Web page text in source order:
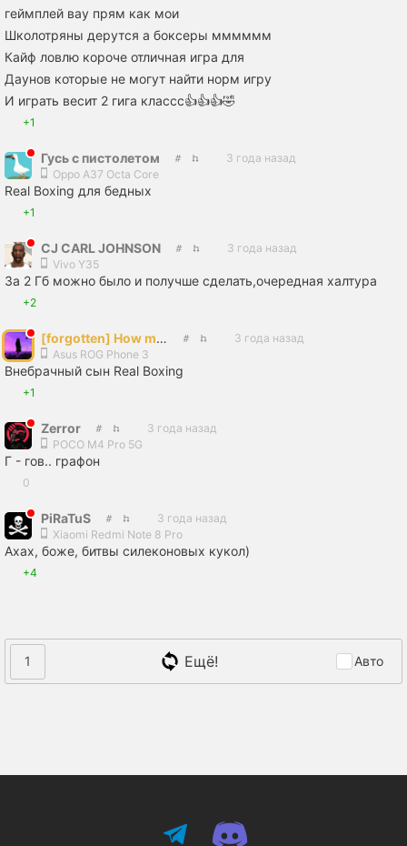
геймплей вау прям как мои
Школотряны дерутся а боксеры мммммм
Кайф ловлю короче отличная игра для
Даунов которые не могут найти норм игру
И играть весит 2 гига классс👍👍👍🤣
+1
Гусь с пистолетом
3 года назад
Oppo A37 Octa Core
Real Boxing для бедных
+1
CJ CARL JOHNSON
3 года назад
Vivo Y35
За 2 Гб можно было и получше сделать,очередная халтура
+2
[forgotten] How much is your life worth
3 года назад
Asus ROG Phone 3
Внебрачный сын Real Boxing
+1
Zеrror
3 года назад
POCO M4 Pro 5G
Г - гов.. графон
0
PiRaTuS
3 года назад
Xiaomi Redmi Note 8 Pro
Ахах, боже, битвы силеконовых кукол)
+4
1 Ещё! Авто